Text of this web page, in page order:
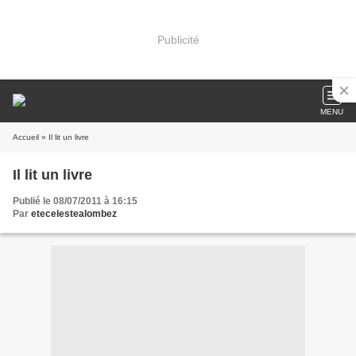
Publicité
MENU
Accueil » Il lit un livre
Il lit un livre
Publié le 08/07/2011 à 16:15
Par etecelestealombez